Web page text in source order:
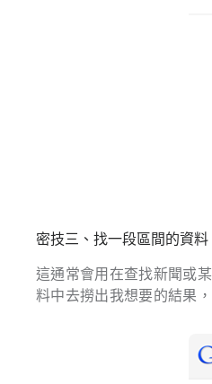
密技三、找一段區間的資料
這通常會用在查找新聞或
料中去撈出我想要的結果